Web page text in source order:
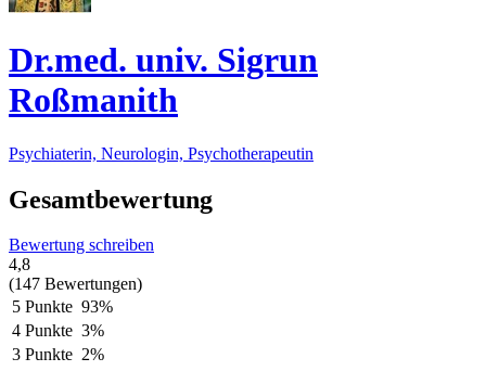
Dr.med. univ. Sigrun
Roßmanith
Psychiaterin, Neurologin, Psychotherapeutin
Gesamtbewertung
Bewertung schreiben
4,8
(147 Bewertungen)
5 Punkte 93%
4 Punkte 3%
3 Punkte 2%